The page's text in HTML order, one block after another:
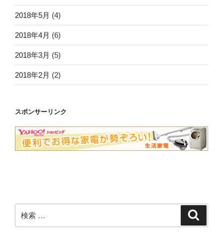
2018年5月 (4)
2018年4月 (6)
2018年3月 (5)
2018年2月 (2)
スポンサーリンク
索: